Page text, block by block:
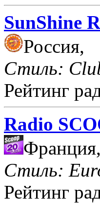
SunShine
Россия,
Стиль:
Рейтинг
Radio
Франция,
Стиль:
Рейтинг